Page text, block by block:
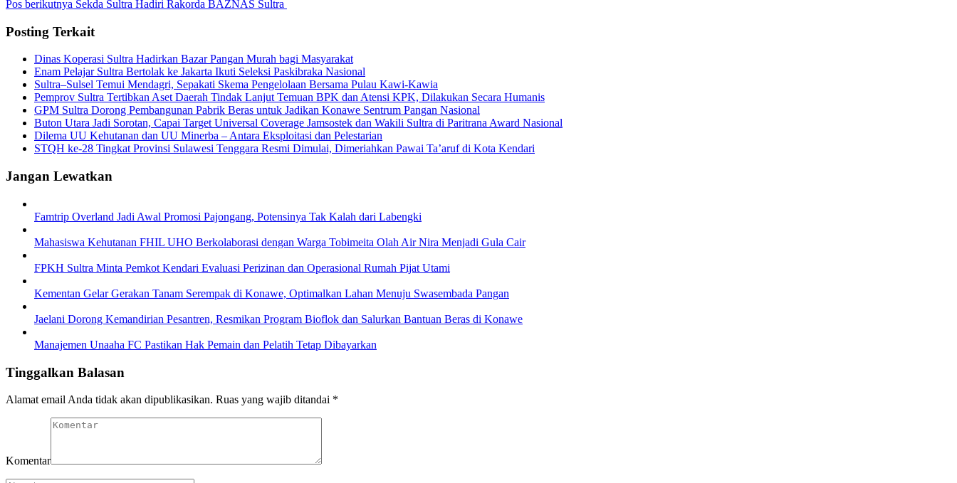
Pos berikutnya Sekda Sultra Hadiri Rakorda BAZNAS Sultra
Posting Terkait
Dinas Koperasi Sultra Hadirkan Bazar Pangan Murah bagi Masyarakat
Enam Pelajar Sultra Bertolak ke Jakarta Ikuti Seleksi Paskibraka Nasional
Sultra–Sulsel Temui Mendagri, Sepakati Skema Pengelolaan Bersama Pulau Kawi-Kawia
Pemprov Sultra Tertibkan Aset Daerah Tindak Lanjut Temuan BPK dan Atensi KPK, Dilakukan Secara Humanis
GPM Sultra Dorong Pembangunan Pabrik Beras untuk Jadikan Konawe Sentrum Pangan Nasional
Buton Utara Jadi Sorotan, Capai Target Universal Coverage Jamsostek dan Wakili Sultra di Paritrana Award Nasional
Dilema UU Kehutanan dan UU Minerba – Antara Eksploitasi dan Pelestarian
STQH ke-28 Tingkat Provinsi Sulawesi Tenggara Resmi Dimulai, Dimeriahkan Pawai Ta’aruf di Kota Kendari
Jangan Lewatkan
Famtrip Overland Jadi Awal Promosi Pajongang, Potensinya Tak Kalah dari Labengki
Mahasiswa Kehutanan FHIL UHO Berkolaborasi dengan Warga Tobimeita Olah Air Nira Menjadi Gula Cair
FPKH Sultra Minta Pemkot Kendari Evaluasi Perizinan dan Operasional Rumah Pijat Utami
Kementan Gelar Gerakan Tanam Serempak di Konawe, Optimalkan Lahan Menuju Swasembada Pangan
Jaelani Dorong Kemandirian Pesantren, Resmikan Program Bioflok dan Salurkan Bantuan Beras di Konawe
Manajemen Unaaha FC Pastikan Hak Pemain dan Pelatih Tetap Dibayarkan
Tinggalkan Balasan
Alamat email Anda tidak akan dipublikasikan. Ruas yang wajib ditandai *
Komentar